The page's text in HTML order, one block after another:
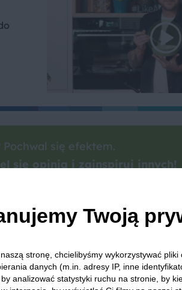
Pochwal się efektem.
się opinią i zainspiruj innych!
Jajka Przekąska
Twoją
stronę, chcielibyśmy wykorzystywać
danych (m.in. adresy IP, inne
by analizować statystyki ruchu na stronie, by